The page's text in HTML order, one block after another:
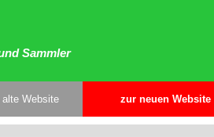
Sammler
Website zur neuen Website